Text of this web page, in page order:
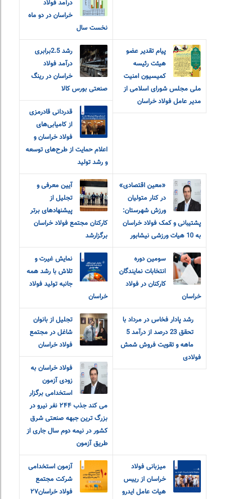
درآمد فولاد
خراسان در دو ماه
نخست سال
پیام تقدیر عضو
هیئت رئیسه
کمیسیون امنیت
ملی مجلس شورای اسلامی از
مدیر عامل فولاد خراسان
رشد 2.5برابری
درآمد فولاد
خراسان در رینگ
صنعتی بورس کالا
قدردانی قادرمزی
از کامیابی‌های
فولاد خراسان و
اعلام حمایت از طرح‌های توسعه
و رشد تولید
«معین اقتصادی»
در کنار متولیان
ورزش شهرستان:
پشتیبانی و کمک فولاد خراسان
به 10 هیات ورزشی نیشابور
آیین معرفی و
تجلیل از
پیشنهادهای برتر
کارکنان مجتمع فولاد خراسان
برگزارشد
سومین دوره
انتخابات نمایندگان
کارکنان در فولاد
خراسان
نمایش غیرت و
تلاش با رشد همه
جانبه تولید فولاد
خراسان
رشد پادار فخاس در مرداد با
تحقق 23 درصد از درآمد 5
ماهه و تقویت فروش شمش
فولادی
تجلیل از بانوان
شاغل در مجتمع
فولاد خراسان
فولاد خراسان به
زودی آزمون
استخدامی برگزار
می کند جذب ٢۴۴ نفر نیرو در
بزرگ ترین جبهه صنعتی شرق
کشور در نیمه دوم سال جاری از
طریق آزمون
میزبانی فولاد
خراسان از رییس
هیات عامل ایدرو
آزمون استخدامی
شرکت مجتمع
فولاد خراسان۲۷